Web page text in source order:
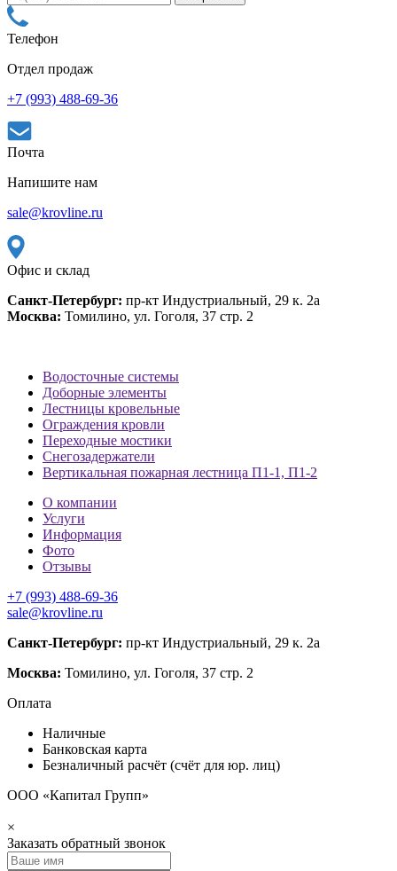
Телефон
Отдел продаж
+7 (993) 488-69-36
Почта
Напишите нам
sale@krovline.ru
Офис и склад
Санкт-Петербург: пр-кт Индустриальный, 29 к. 2а
Москва: Томилино, ул. Гоголя, 37 стр. 2
Водосточные системы
Доборные элементы
Лестницы кровельные
Ограждения кровли
Переходные мостики
Снегозадержатели
Вертикальная пожарная лестница П1-1, П1-2
О компании
Услуги
Информация
Фото
Отзывы
+7 (993) 488-69-36
sale@krovline.ru
Санкт-Петербург: пр-кт Индустриальный, 29 к. 2а
Москва: Томилино, ул. Гоголя, 37 стр. 2
Оплата
Наличные
Банковская карта
Безналичный расчёт (счёт для юр. лиц)
ООО «Капитал Групп»
×
Заказать обратный звонок